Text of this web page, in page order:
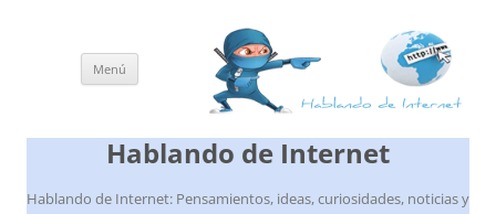
Hablando de Internet
Hablando de Internet: Pensamientos, ideas, curiosidades, noticias y
Menú